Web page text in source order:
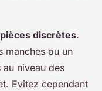
discrètes.
manches ou un
niveau des
Evitez cependant